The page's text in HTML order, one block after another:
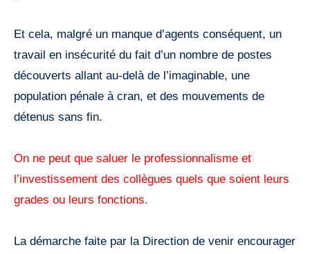
Et cela, malgré un manque d’agents conséquent, un
travail en insécurité du fait d’un nombre de postes
découverts allant au-delà de l’imaginable, une
population pénale à cran, et des mouvements de
détenus sans fin.
On ne peut que saluer le professionnalisme et
l’investissement des collègues quels que soient leurs
grades ou leurs fonctions.
La démarche faite par la Direction de venir encourager